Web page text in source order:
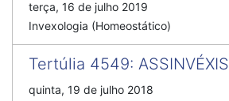
terça, 16 de julho 2019
Invexologia (Homeostático)
Tertúlia 4549: ASSINVÉXIS
quinta, 19 de julho 2018